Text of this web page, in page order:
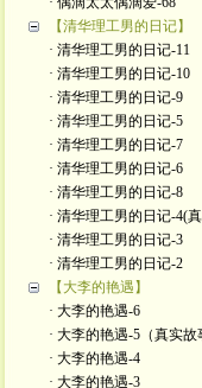
【清华理工男的日记】
· 清华理工男的日记-11
· 清华理工男的日记-10
· 清华理工男的日记-9
· 清华理工男的日记-5
· 清华理工男的日记-7
· 清华理工男的日记-6
· 清华理工男的日记-8
· 清华理工男的日记-4(
· 清华理工男的日记-3
· 清华理工男的日记-2
【大李的艳遇】
· 大李的艳遇-6
· 大李的艳遇-5（真实故
· 大李的艳遇-4
· 大李的艳遇-3